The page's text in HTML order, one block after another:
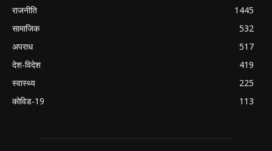
राजनीति
1445
सामाजिक
532
अपराध
517
देश-विदेश
419
स्वास्थ्य
225
कोविड-19
113